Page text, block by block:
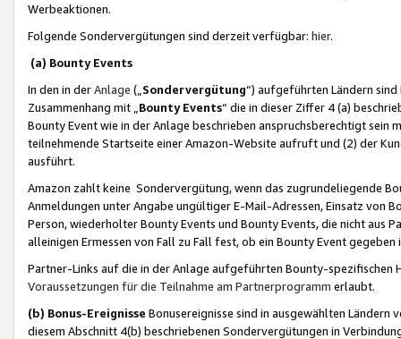
Werbeaktionen.
Folgende Sondervergütungen sind derzeit verfügbar: hier.
(a) Bounty Events
In den in derAnlage („ Sondervergütung“) aufgeführten Ländern
Zusammenhang mit „ Bounty Events“ die in dieser Ziffer 4 (a)
Bounty Event wie in der Anlage beschrieben anspruchsberechtigt sein
teilnehmende Startseite einer Amazon-Website aufruft und (2) der
ausführt.
Amazon zahlt keine Sondervergütung, wenn das zugrundeliegende
Anmeldungen unter Angabe ungültiger E-Mail-Adressen, Einsatz von
Person, wiederholter Bounty Events und Bounty Events, die nicht
alleinigen Ermessen von Fall zu Fall fest, ob ein Bounty Event
Partner-Links auf die in der Anlage aufgeführten Bounty-spezifischen
Voraussetzungen für die Teilnahme am Partnerprogramm erlaubt.
(b) Bonus-Ereignisse Bonusereignisse sind in ausgewählten Ländern
diesem Abschnitt 4(b) beschriebenen Sondervergütungen in